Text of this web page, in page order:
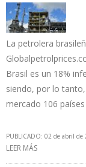
La petrolera
Brasil es un 18%
siendo, por lo
mercado 106 países
PUBLICADO: 02 de abril de
LEER MÁS